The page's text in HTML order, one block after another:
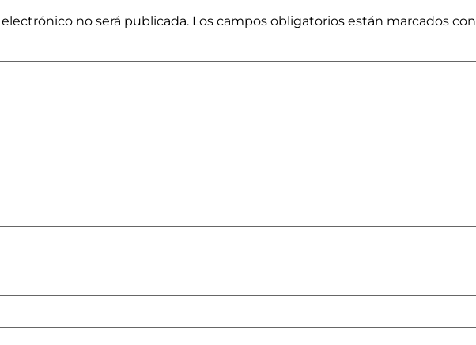
no será publicada. Los campos obligatorios están marcados con